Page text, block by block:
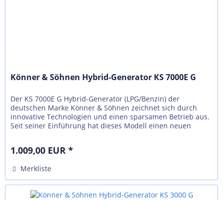
Könner & Söhnen Hybrid-Generator KS 7000E G
Der KS 7000Е G Hybrid-Generator (LPG/Benzin) der
deutschen Marke Könner & Söhnen zeichnet sich durch
innovative Technologien und einen sparsamen Betrieb aus.
Seit seiner Einführung hat dieses Modell einen neuen
1.009,00 EUR *
Merkliste